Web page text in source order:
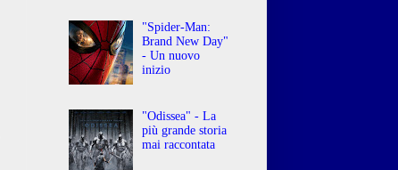
"Spider-Man:
Brand New Day"
- Un nuovo
inizio
"Odissea" - La
più grande storia
mai raccontata